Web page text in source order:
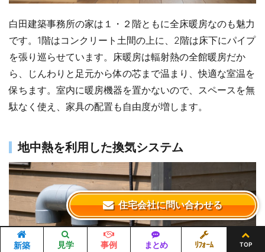
白田建築事務所の家は１・２階ともに全床暖房なのも魅力
です。1階はコンクリート土間の上に、2階は床下にパイプ
を張り巡らせています。床暖房は輻射熱の全館暖房だか
ら、じんわりと足元から体の芯まで温まり、快適な室温を
保ちます。室内に暖房機器を置かないので、スペースを無
駄なく使え、家具の配置も自由度が増します。
地中熱を利用した換気システム
新築 見学 事例 まとめ ﾘﾌｫｰﾑ TOP
住宅会社に問い合わせる